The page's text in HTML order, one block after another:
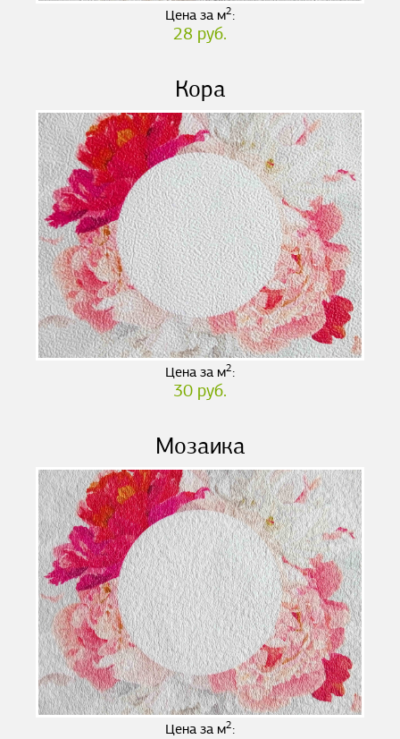
Цена за м2:
28 руб.
Кора
Цена за м2:
30 руб.
Мозаика
Цена за м2: